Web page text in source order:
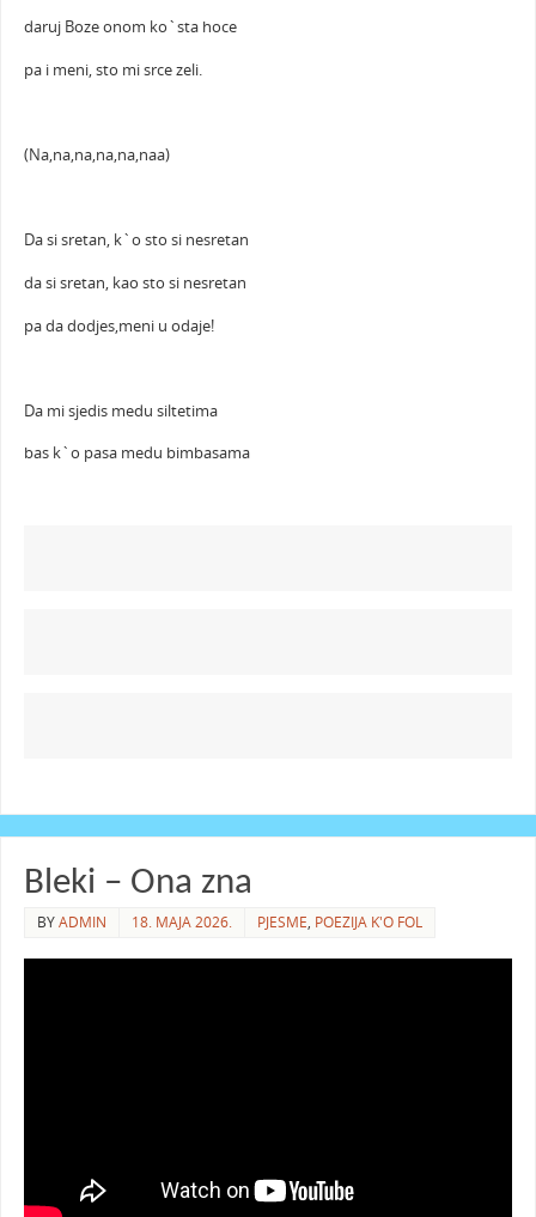
daruj Boze onom ko`sta hoce
pa i meni, sto mi srce zeli.
(Na,na,na,na,na,naa)
Da si sretan, k`o sto si nesretan
da si sretan, kao sto si nesretan
pa da dodjes,meni u odaje!
Da mi sjedis medu siltetima
bas k`o pasa medu bimbasama
Bleki – Ona zna
BYADMIN 18. MAJA 2026. PJESME, POEZIJA K'O FOL